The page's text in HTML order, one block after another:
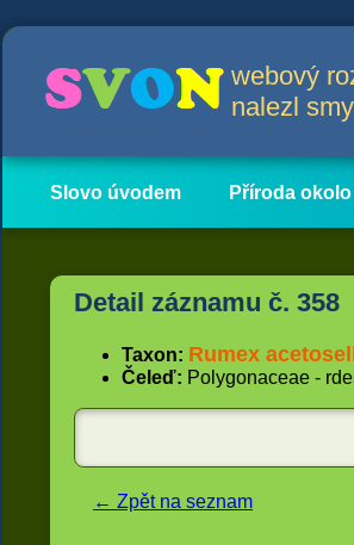
webový
nalezl
Slovo úvodem Příroda
Hlavní obsah
Články
Detail záznamu č. 358
Taxon: Rumex
Čeleď: Polygonaceae -
← Zpět na seznam